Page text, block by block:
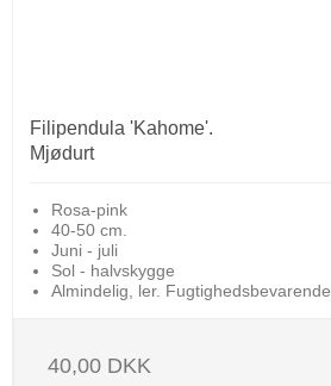
Filipendula 'Kahome'.
Mjødurt
Rosa-pink
40-50 cm.
Juni - juli
Sol - halvskygge
Almindelig, ler. Fugtighedsbevarende.
40,00 DKK